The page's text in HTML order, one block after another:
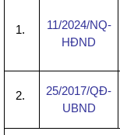
1.
11/2024/NQ-
HĐND
2.
25/2017/QĐ-
UBND